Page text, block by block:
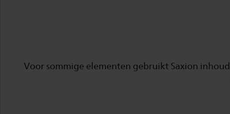
Voor sommige elementen gebruikt Saxion